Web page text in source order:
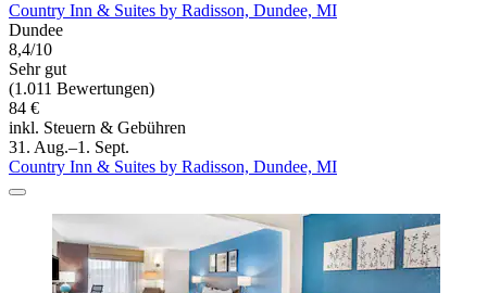
Country Inn & Suites by Radisson, Dundee, MI
Dundee
8,4/10
Sehr gut
(1.011 Bewertungen)
84 €
inkl. Steuern & Gebühren
31. Aug.–1. Sept.
Country Inn & Suites by Radisson, Dundee, MI